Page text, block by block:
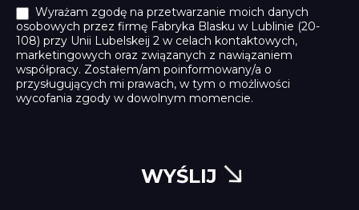
Wyrażam zgodę na przetwarzanie moich danych
osobowych przez firmę Fabryka Blasku w Lublinie (20-
108) przy Unii Lubelskeij 2 w celach kontaktowych,
marketingowych oraz związanych z nawiązaniem
współpracy. Zostałem/am poinformowany/a o
przysługujących mi prawach, w tym o możliwości
wycofania zgody w dowolnym momencie.
WYŚLIJ